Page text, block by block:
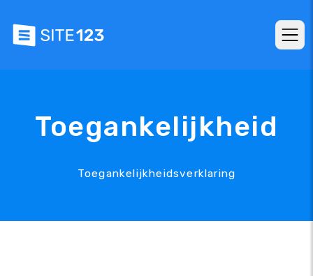
Toegankelijkheid
Toegankelijkheidsverklaring